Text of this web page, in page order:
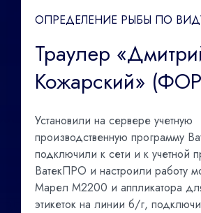
ОПРЕДЕЛЕНИЕ РЫБЫ ПО
Траулер
Кожарский»
Установили на сервере учетную
производственную программу
подключили к сети и к учетной
ВатекПРО и настроили работу
Марел М2200 и аппликатора
этикеток на линии б/г,